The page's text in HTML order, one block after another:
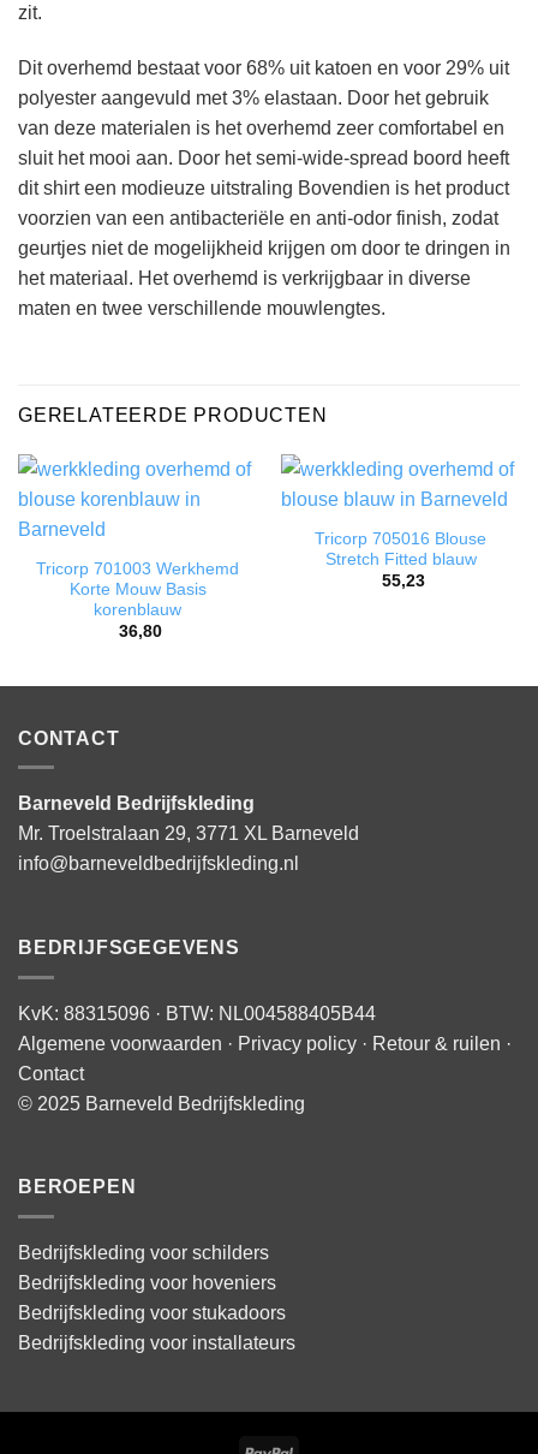
zit.
Dit overhemd bestaat voor 68% uit katoen en voor 29% uit
polyester aangevuld met 3% elastaan. Door het gebruik
van deze materialen is het overhemd zeer comfortabel en
sluit het mooi aan. Door het semi-wide-spread boord heeft
dit shirt een modieuze uitstraling Bovendien is het product
voorzien van een antibacteriële en anti-odor finish, zodat
geurtjes niet de mogelijkheid krijgen om door te dringen in
het materiaal. Het overhemd is verkrijgbaar in diverse
maten en twee verschillende mouwlengtes.
GERELATEERDE PRODUCTEN
Tricorp 701003 Werkhemd
Korte Mouw Basis
korenblauw
36,80
Tricorp 705016 Blouse
Stretch Fitted blauw
55,23
CONTACT
Barneveld Bedrijfskleding
Mr. Troelstralaan 29, 3771 XL Barneveld
info@barneveldbedrijfskleding.nl
BEDRIJFSGEGEVENS
KvK: 88315096 · BTW: NL004588405B44
Algemene voorwaarden · Privacy policy · Retour & ruilen ·
Contact
© 2025 Barneveld Bedrijfskleding
BEROEPEN
Bedrijfskleding voor schilders
Bedrijfskleding voor hoveniers
Bedrijfskleding voor stukadoors
Bedrijfskleding voor installateurs